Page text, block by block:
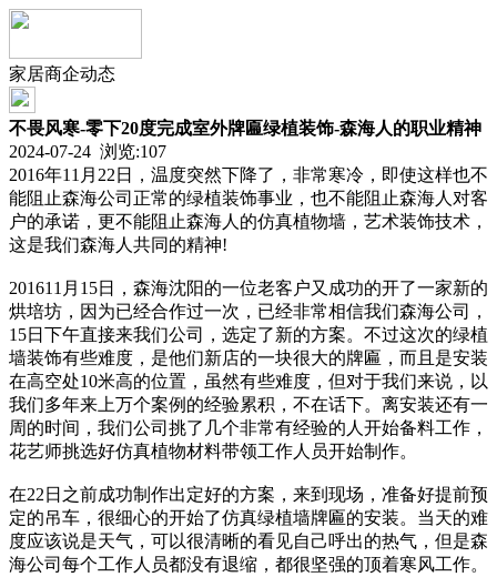
家居商企动态
不畏风寒-零下20度完成室外牌匾绿植装饰-森海人的职业精神
2024-07-24 浏览:107
2016年11月22日，温度突然下降了，非常寒冷，即使这样也不
能阻止森海公司正常的绿植装饰事业，也不能阻止森海人对客
户的承诺，更不能阻止森海人的仿真植物墙，艺术装饰技术，
这是我们森海人共同的精神!
201611月15日，森海沈阳的一位老客户又成功的开了一家新的
烘培坊，因为已经合作过一次，已经非常相信我们森海公司，
15日下午直接来我们公司，选定了新的方案。不过这次的绿植
墙装饰有些难度，是他们新店的一块很大的牌匾，而且是安装
在高空处10米高的位置，虽然有些难度，但对于我们来说，以
我们多年来上万个案例的经验累积，不在话下。离安装还有一
周的时间，我们公司挑了几个非常有经验的人开始备料工作，
花艺师挑选好仿真植物材料带领工作人员开始制作。
在22日之前成功制作出定好的方案，来到现场，准备好提前预
定的吊车，很细心的开始了仿真绿植墙牌匾的安装。当天的难
度应该说是天气，可以很清晰的看见自己呼出的热气，但是森
海公司每个工作人员都没有退缩，都很坚强的顶着寒风工作。